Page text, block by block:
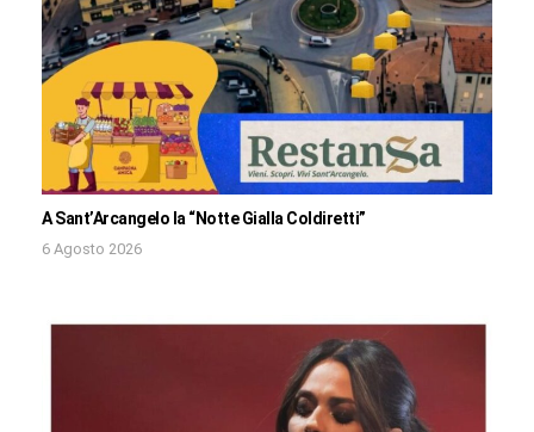
A Sant’Arcangelo la “Notte Gialla Coldiretti”
6 Agosto 2026